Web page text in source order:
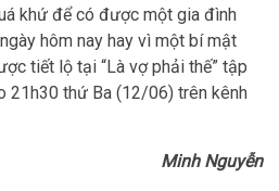
khứ để có được một gia đình
hôm nay hay vì một bí mật
tiết lộ tại “Là vợ phải thế” tập
21h30 thứ Ba (12/06) trên kênh
Minh Nguyễn